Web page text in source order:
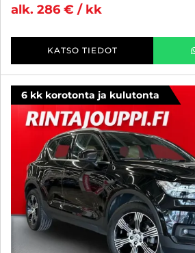
alk. 286 € / kk
KATSO TIEDOT
6 kk korotonta ja kulutonta